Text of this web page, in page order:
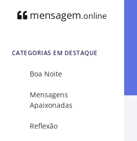
mensagem.online
CATEGORIAS EM DESTAQUE
Boa Noite
Mensagens
Apaixonadas
Reflexão